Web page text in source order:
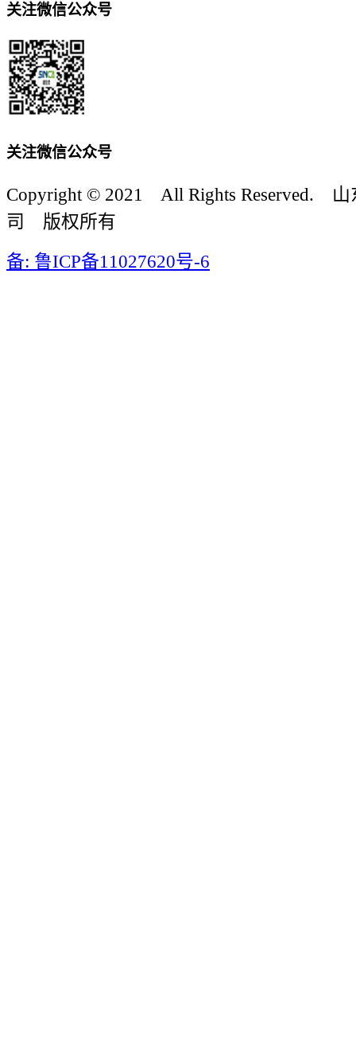
关注微信公众号
关注微信公众号
Copyright © 2021 All Rights Reserved. 山
司 版权所有
备: 鲁ICP备11027620号-6